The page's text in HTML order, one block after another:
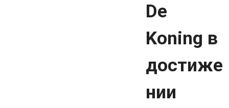
De
Koning в
достиже
нии